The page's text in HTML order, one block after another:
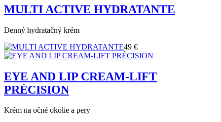
MULTI ACTIVE HYDRATANTE
Denný hydratačný krém
49 €
EYE AND LIP CREAM-LIFT
PRÉCISION
Krém na očné okolie a pery